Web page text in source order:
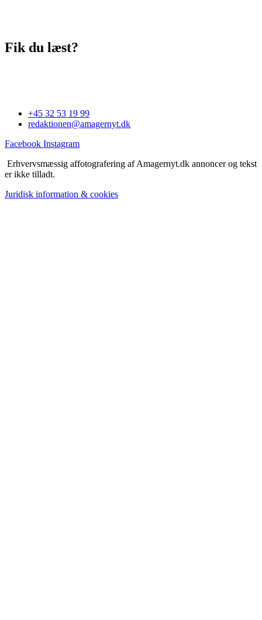
Fik du læst?
+45 32 53 19 99
redaktionen@amagernyt.dk
Facebook Instagram
Erhvervsmæssig affotografering af Amagernyt.dk annoncer og tekst
er ikke tilladt.
Juridisk information & cookies